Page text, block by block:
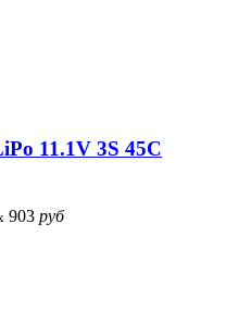
11.1V 3S 45C
903 руб